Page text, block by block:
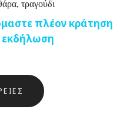
τραγούδι
πλέον κράτηση
εκδήλωση